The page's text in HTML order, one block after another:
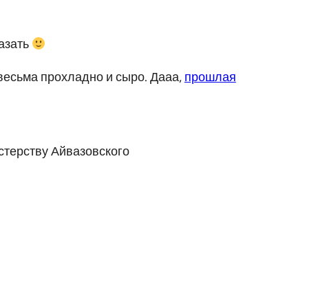
прохладно и сыро. Дааа, прошлая
Айвазовского